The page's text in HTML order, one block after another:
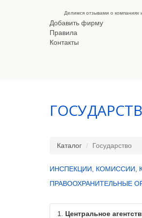
Делимся отзывами о компаниях
Добавить фирму
Правила
Контакты
Каталог Государство
ИНСПЕКЦИИ, КОМИССИИ,
ПРАВООХРАНИТЕЛЬНЫЕ
1. Центральное